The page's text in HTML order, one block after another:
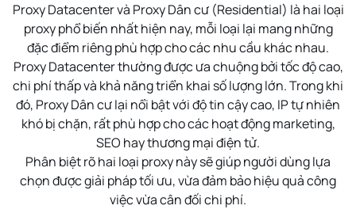
Proxy Datacenter và Proxy Dân cư (Residential) là hai loại
proxy phổ biến nhất hiện nay, mỗi loại lại mang những
đặc điểm riêng phù hợp cho các nhu cầu khác nhau.
Proxy Datacenter thường được ưa chuộng bởi tốc độ cao,
chi phí thấp và khả năng triển khai số lượng lớn. Trong khi
đó, Proxy Dân cư lại nổi bật với độ tin cậy cao, IP tự nhiên
khó bị chặn, rất phù hợp cho các hoạt động marketing,
SEO hay thương mại điện tử.
Phân biệt rõ hai loại proxy này sẽ giúp người dùng lựa
chọn được giải pháp tối ưu, vừa đảm bảo hiệu quả công
việc vừa cân đối chi phí.